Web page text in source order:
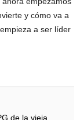
y cómo va a
a ser líder
de la vieja